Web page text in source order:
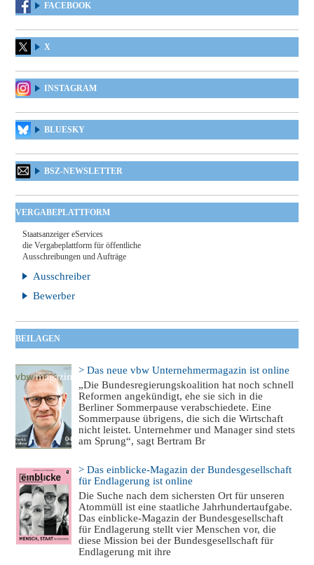
FACEBOOK
X
INSTAGRAM
BLUESKY
BSZ-NEWSLETTER
VERGABEPLATTFORM
Staatsanzeiger eServices
die Vergabeplattform für öffentliche
Ausschreibungen und Aufträge
Ausschreiber
Bewerber
BEILAGEN
> Das neue vbw Unternehmermagazin ist online
„Die Bundesregierungskoalition hat noch schnell
Reformen angekündigt, ehe sie sich in die
Berliner Sommerpause verabschiedete. Eine
Sommerpause übrigens, die sich die Wirtschaft
nicht leistet. Unternehmer und Manager sind stets
am Sprung“, sagt Bertram Br
> Das einblicke-Magazin der Bundesgesellschaft
für Endlagerung ist online
Die Suche nach dem sichersten Ort für unseren
Atommüll ist eine staatliche Jahrhundertaufgabe.
Das einblicke-Magazin der Bundesgesellschaft
für Endlagerung stellt vier Menschen vor, die
diese Mission bei der Bundesgesellschaft für
Endlagerung mit ihre